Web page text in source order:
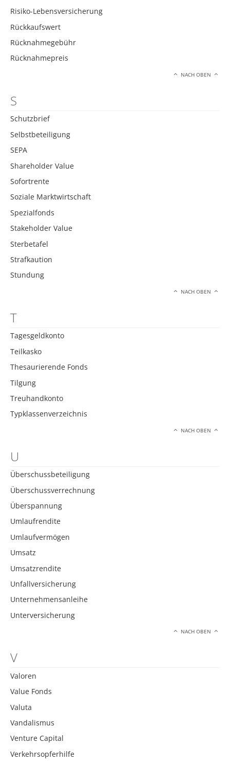
Risiko-Lebensversicherung
Rückkaufswert
Rücknahmegebühr
Rücknahmepreis
NACH OBEN
S
Schutzbrief
Selbstbeteiligung
SEPA
Shareholder Value
Sofortrente
Soziale Marktwirtschaft
Spezialfonds
Stakeholder Value
Sterbetafel
Strafkaution
Stundung
NACH OBEN
T
Tagesgeldkonto
Teilkasko
Thesaurierende Fonds
Tilgung
Treuhandkonto
Typklassenverzeichnis
NACH OBEN
U
Überschussbeteiligung
Überschussverrechnung
Überspannung
Umlaufrendite
Umlaufvermögen
Umsatz
Umsatzrendite
Unfallversicherung
Unternehmensanleihe
Unterversicherung
NACH OBEN
V
Valoren
Value Fonds
Valuta
Vandalismus
Venture Capital
Verkehrsopferhilfe